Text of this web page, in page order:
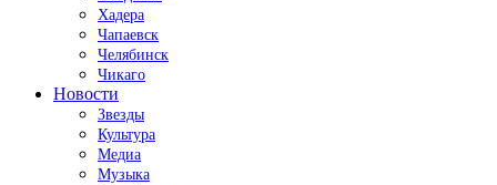
Хадера
Чапаевск
Челябинск
Чикаго
Новости
Звезды
Культура
Медиа
Музыка